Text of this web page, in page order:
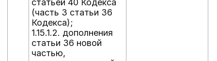
статьей 40 Кодекса
(часть 3 статьи 36
Кодекса);
1.15.1.2. дополнения
статьи 36 новой
частью,